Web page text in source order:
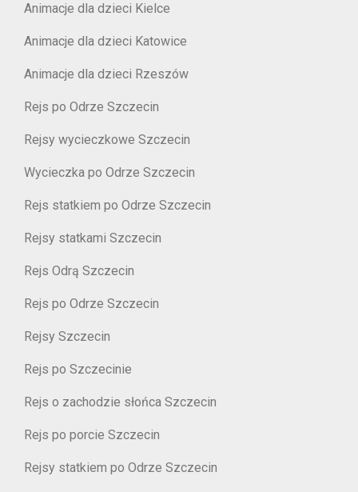
Animacje dla dzieci Kielce
Animacje dla dzieci Katowice
Animacje dla dzieci Rzeszów
Rejs po Odrze Szczecin
Rejsy wycieczkowe Szczecin
Wycieczka po Odrze Szczecin
Rejs statkiem po Odrze Szczecin
Rejsy statkami Szczecin
Rejs Odrą Szczecin
Rejs po Odrze Szczecin
Rejsy Szczecin
Rejs po Szczecinie
Rejs o zachodzie słońca Szczecin
Rejs po porcie Szczecin
Rejsy statkiem po Odrze Szczecin